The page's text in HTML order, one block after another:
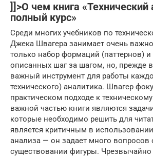
]]>О чем книга «Технический
полный курс»
Среди многих учебников по
Джека Швагера занимает очень
только набор формаций (паттернов)
описанных шаг за шагом, но, прежде
важный инструмент для работы
технического) аналитика. Швагер
практическом подходе к
важной частью книги являются
которые необходимо решить для
является критичным в использовании
анализа — он задает много вопросов
существовании фигуры.